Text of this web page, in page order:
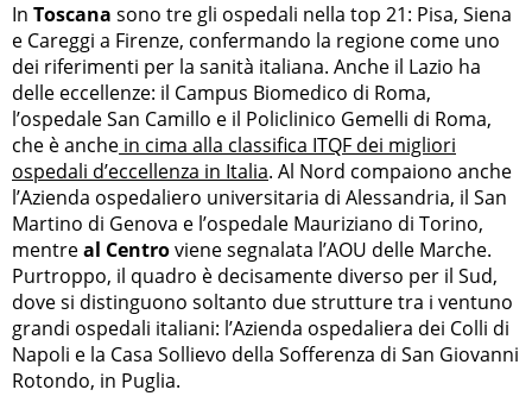
In Toscana sono tre gli ospedali nella top 21: Pisa, Siena
e Careggi a Firenze, confermando la regione come uno
dei riferimenti per la sanità italiana. Anche il Lazio ha
delle eccellenze: il Campus Biomedico di Roma,
l’ospedale San Camillo e il Policlinico Gemelli di Roma,
che è anche in cima alla classifica ITQF dei migliori
ospedali d’eccellenza in Italia. Al Nord compaiono anche
l’Azienda ospedaliero universitaria di Alessandria, il San
Martino di Genova e l’ospedale Mauriziano di Torino,
mentreal Centroviene segnalata l’AOU delle Marche.
Purtroppo, il quadro è decisamente diverso per il Sud,
dove si distinguono soltanto due strutture tra i ventuno
grandi ospedali italiani: l’Azienda ospedaliera dei Colli di
Napoli e la Casa Sollievo della Sofferenza di San Giovanni
Rotondo, in Puglia.